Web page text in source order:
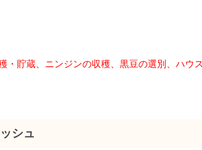
・貯蔵、ニンジンの収穫、黒豆の選別、ハウ
シュ